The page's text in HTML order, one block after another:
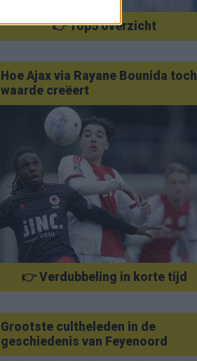
👉 Top5 overzicht
Hoe Ajax via Rayane Bounida toch
waarde creëert
👉 Verdubbeling in korte tijd
Grootste cultheleden in de
geschiedenis van Feyenoord